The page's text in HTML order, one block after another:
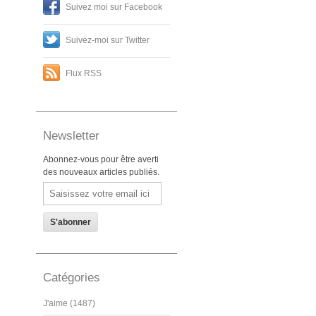
Suivez moi sur Facebook
Suivez-moi sur Twitter
Flux RSS
Newsletter
Abonnez-vous pour être averti
des nouveaux articles publiés.
Email
Catégories
J'aime (1487)